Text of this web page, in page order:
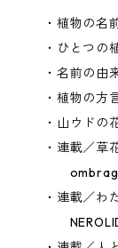
・植物の名
・ひとつの
・名前の由
・植物の方
・山ウドの
・連載／草
・連載／わ